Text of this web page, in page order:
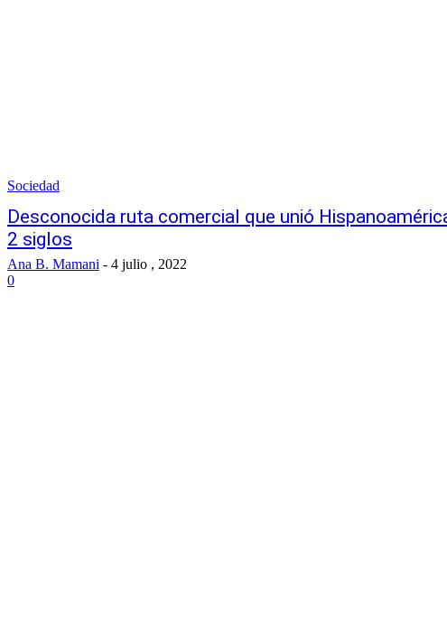
Sociedad
Desconocida ruta comercial que unió
2 siglos
Ana B. Mamani - 4 julio , 2022
0